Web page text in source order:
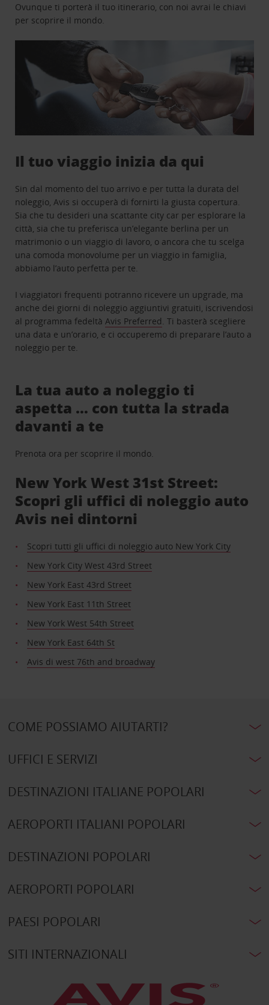
Ovunque ti porterà il tuo itinerario, con noi avrai le chiavi
per scoprire il mondo.
Il tuo viaggio inizia da qui
Sin dal momento del tuo arrivo e per tutta la durata del
noleggio, Avis si occuperà di fornirti la giusta copertura.
Sia che tu desideri una scattante city car per esplorare la
città, sia che tu preferisca un’elegante berlina per un
matrimonio o un viaggio di lavoro, o ancora che tu scelga
una comoda monovolume per un viaggio in famiglia,
abbiamo l’auto perfetta per te.
I viaggiatori frequenti potranno ricevere un upgrade, ma
anche dei giorni di noleggio aggiuntivi gratuiti, iscrivendosi
al programma fedeltàAvis Preferred. Ti basterà scegliere
una data e un’orario, e ci occuperemo di preparare l’auto a
noleggio per te.
La tua auto a noleggio ti
aspetta … con tutta la strada
davanti a te
Prenota ora per scoprire il mondo.
New York West 31st Street:
Scopri gli uffici di noleggio auto
Avis nei dintorni
Scopri tutti gli uffici di noleggio auto New York City
New York City West 43rd Street
New York East 43rd Street
New York East 11th Street
New York West 54th Street
New York East 64th St
Avis di west 76th and broadway
COME POSSIAMO AIUTARTI?
UFFICI E SERVIZI
DESTINAZIONI ITALIANE POPOLARI
AEROPORTI ITALIANI POPOLARI
DESTINAZIONI POPOLARI
AEROPORTI POPOLARI
PAESI POPOLARI
SITI INTERNAZIONALI